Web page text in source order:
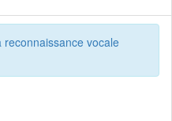
vocale